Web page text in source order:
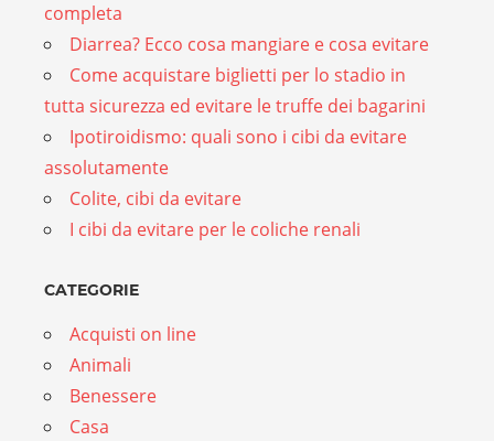
completa
Diarrea? Ecco cosa mangiare e cosa evitare
Come acquistare biglietti per lo stadio in
tutta sicurezza ed evitare le truffe dei bagarini
Ipotiroidismo: quali sono i cibi da evitare
assolutamente
Colite, cibi da evitare
I cibi da evitare per le coliche renali
CATEGORIE
Acquisti on line
Animali
Benessere
Casa